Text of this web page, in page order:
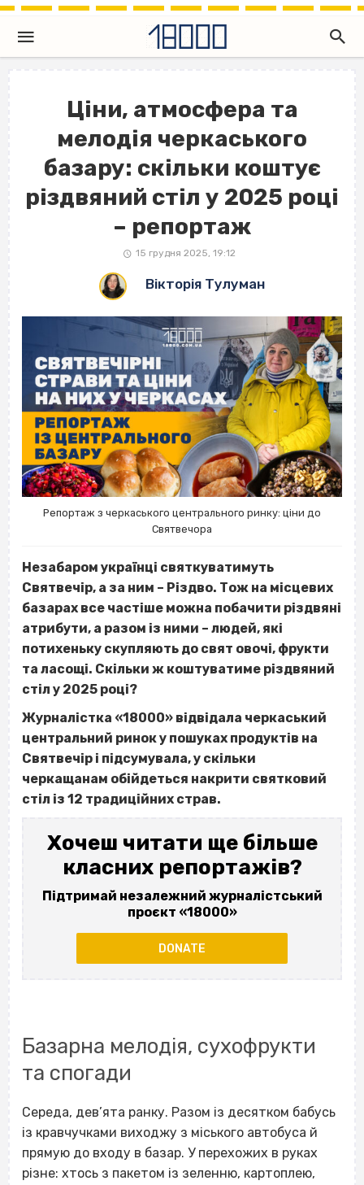
Ціни, атмосфера та
мелодія черкаського
базару: скільки коштує
різдвяний стіл у 2025 році
– репортаж
15 грудня 2025, 19:12
Вікторія Тулуман
Репортаж з черкаського центрального ринку: ціни до
Святвечора
Незабаром українці святкуватимуть
Святвечір, а за ним – Різдво. Тож на місцевих
базарах все частіше можна побачити різдвяні
атрибути, а разом із ними – людей, які
потихеньку скупляють до свят овочі, фрукти
та ласощі. Скільки ж коштуватиме різдвяний
стіл у 2025 році?
Журналістка «18000» відвідала черкаський
центральний ринок у пошуках продуктів на
Святвечір і підсумувала, у скільки
черкащанам обійдеться накрити святковий
стіл із 12 традиційних страв.
Хочеш читати ще більше
класних репортажів?
Підтримай незалежний журналістський
проєкт «18000»
DONATE
Базарна мелодія, сухофрукти
та спогади
Середа, дев’ята ранку. Разом із десятком бабусь
із кравчучками виходжу з міського автобуса й
прямую до входу в базар. У перехожих в руках
різне: хтось з пакетом із зеленню, картоплею,